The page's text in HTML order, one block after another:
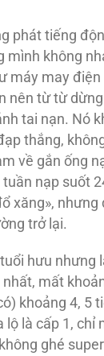
phát tiếng
mình không
máy may
từ từ
tai nạn. Nó
thắng,
về gắn ống
nạp suốt
xăng»,
trở lại.
hưu nhưng
mất
khoảng 4, 5
là cấp 1, chỉ
ghé